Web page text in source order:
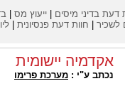
דעת בדיני מיסים ייעוץ מס
לשכיר
חוות דעת פנסיונית
אקדמיה יישומית
נכתב ע"י : מערכת פרימו